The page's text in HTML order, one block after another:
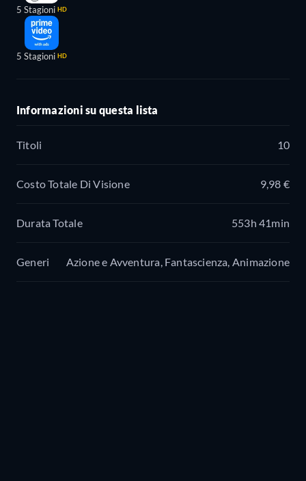
5 Stagioni HD
5 Stagioni HD
Informazioni su questa lista
Titoli 10
Costo Totale Di Visione 9,98 €
Durata Totale 553h 41min
Generi Azione e Avventura, Fantascienza, Animazione